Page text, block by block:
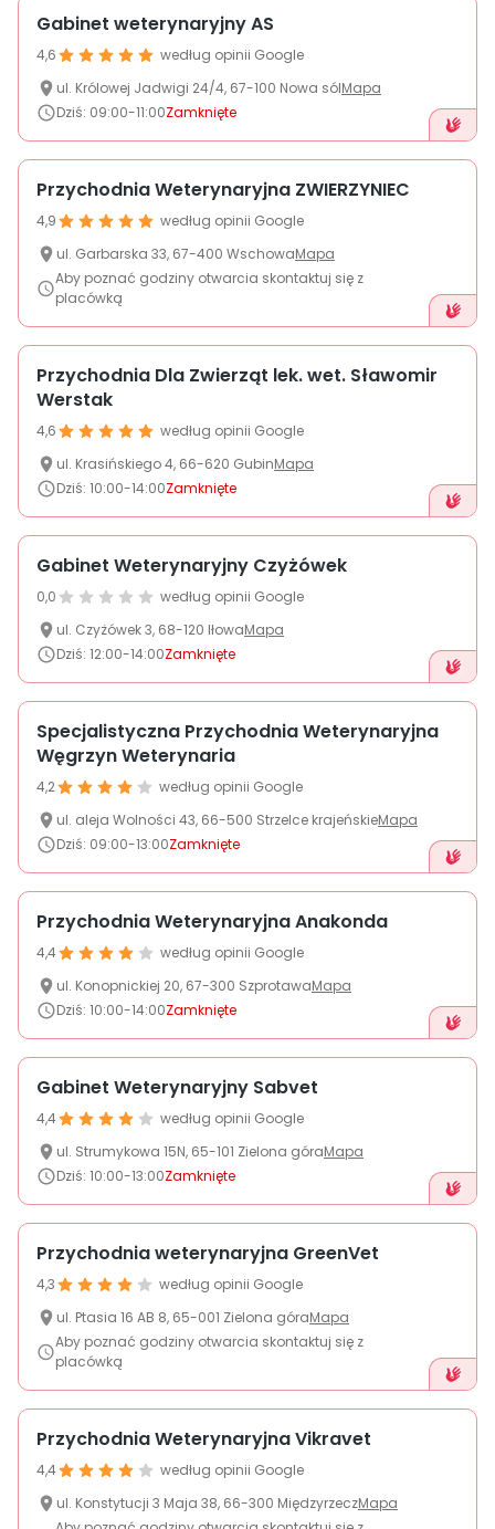
Gabinet weterynaryjny AS
4,6
według opinii Google
ul. Królowej Jadwigi 24/4, 67-100 Nowa sólMapa
Dziś: 09:00-11:00Zamknięte
Przychodnia Weterynaryjna ZWIERZYNIEC
4,9
według opinii Google
ul. Garbarska 33, 67-400 WschowaMapa
Aby poznać godziny otwarcia skontaktuj się z
placówką
Przychodnia Dla Zwierząt lek. wet. Sławomir
Werstak
4,6
według opinii Google
ul. Krasińskiego4, 66-620 GubinMapa
Dziś: 10:00-14:00Zamknięte
Gabinet Weterynaryjny Czyżówek
0,0
według opinii Google
ul. Czyżówek3, 68-120 IłowaMapa
Dziś: 12:00-14:00Zamknięte
Specjalistyczna Przychodnia Weterynaryjna
Węgrzyn Weterynaria
4,2
według opinii Google
ul. aleja Wolności 43, 66-500 Strzelce krajeńskieMapa
Dziś: 09:00-13:00Zamknięte
Przychodnia Weterynaryjna Anakonda
4,4
według opinii Google
ul. Konopnickiej 20, 67-300 SzprotawaMapa
Dziś: 10:00-14:00Zamknięte
Gabinet Weterynaryjny Sabvet
4,4
według opinii Google
ul. Strumykowa 15N, 65-101 Zielona góraMapa
Dziś: 10:00-13:00Zamknięte
Przychodnia weterynaryjna GreenVet
4,3
według opinii Google
ul. Ptasia 16 AB 8, 65-001 Zielona góraMapa
Aby poznać godziny otwarcia skontaktuj się z
placówką
Przychodnia Weterynaryjna Vikravet
4,4
według opinii Google
ul. Konstytucji 3 Maja 38, 66-300 MiędzyrzeczMapa